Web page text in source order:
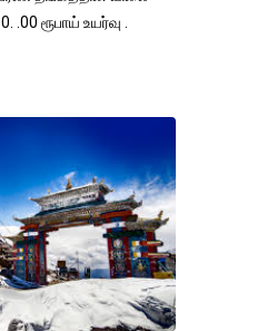
.00 ரூபாய் உயர்வு .